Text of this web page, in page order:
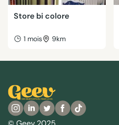
Store bi colore
1 mois 9km